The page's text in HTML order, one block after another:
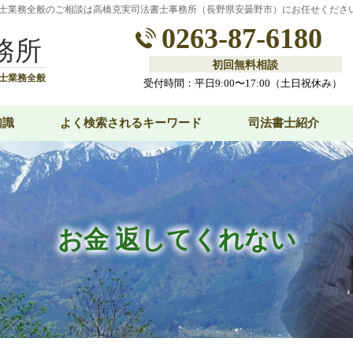
お金 返してくれない
務全般のご相談は高橋克実司法書士事務所（長野県安曇野市）にお任せくださ
所
業務全般
0263-87-6180
初回無料相談
受付時間：平日9:00〜17:00（土日祝休み）
識 よく検索されるキーワード 司法書士紹介